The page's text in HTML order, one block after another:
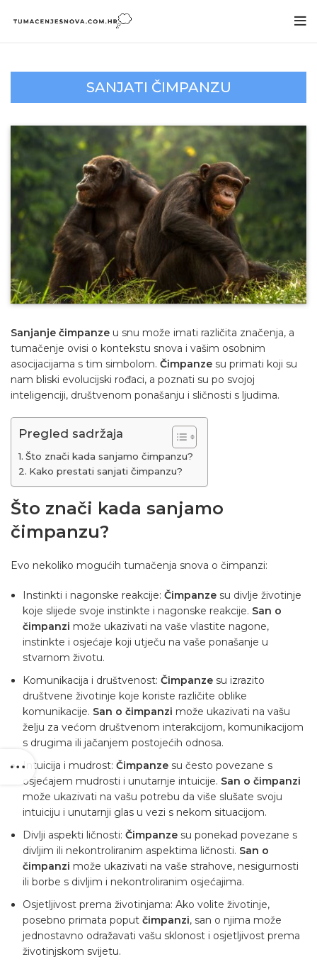
SANJATI ČIMPANZU
Sanjanje čimpanze u snu može imati različita značenja, a
tumačenje ovisi o kontekstu snova i vašim osobnim
asocijacijama s tim simbolom. Čimpanze su primati koji su
nam bliski evolucijski rođaci, a poznati su po svojoj
inteligenciji, društvenom ponašanju i sličnosti s ljudima.
Pregled sadržaja
Što znači kada sanjamo čimpanzu?
Kako prestati sanjati čimpanzu?
Što znači kada sanjamo
čimpanzu?
Evo nekoliko mogućih tumačenja snova o čimpanzi:
Instinkti i nagonske reakcije: Čimpanze su divlje životinje
koje slijede svoje instinkte i nagonske reakcije. San o
čimpanzi može ukazivati na vaše vlastite nagone,
instinkte i osjećaje koji utječu na vaše ponašanje u
stvarnom životu.
Komunikacija i društvenost: Čimpanze su izrazito
društvene životinje koje koriste različite oblike
komunikacije. San o čimpanzi može ukazivati na vašu
želju za većom društvenom interakcijom, komunikacijom
s drugima ili jačanjem postojećih odnosa.
Intuicija i mudrost: Čimpanze su često povezane s
osjećajem mudrosti i unutarnje intuicije. San o čimpanzi
može ukazivati na vašu potrebu da više slušate svoju
intuiciju i unutarnji glas u vezi s nekom situacijom.
Divlji aspekti ličnosti: Čimpanze su ponekad povezane s
divljim ili nekontroliranim aspektima ličnosti. San o
čimpanzi može ukazivati na vaše strahove, nesigurnosti
ili borbe s divljim i nekontroliranim osjećajima.
Osjetljivost prema životinjama: Ako volite životinje,
posebno primata poput čimpanzi, san o njima može
jednostavno odražavati vašu sklonost i osjetljivost prema
životinjskom svijetu.